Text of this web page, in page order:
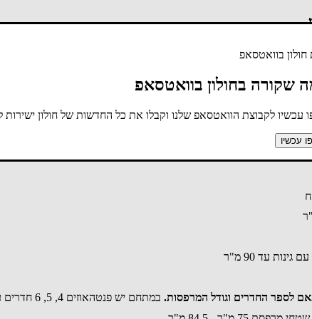
במתחם יש פנטהאוזים 4, 5, 6 חדרים עם מרפסות 48 מ"ר - 114 מ"ר
בוואטסאפ
שקורה בחולון בוואטסאפ
עכשיו לקבוצת הוואטסאפ שלנו וקבלו את כל החדשות של חולון ישירות
עכשיו